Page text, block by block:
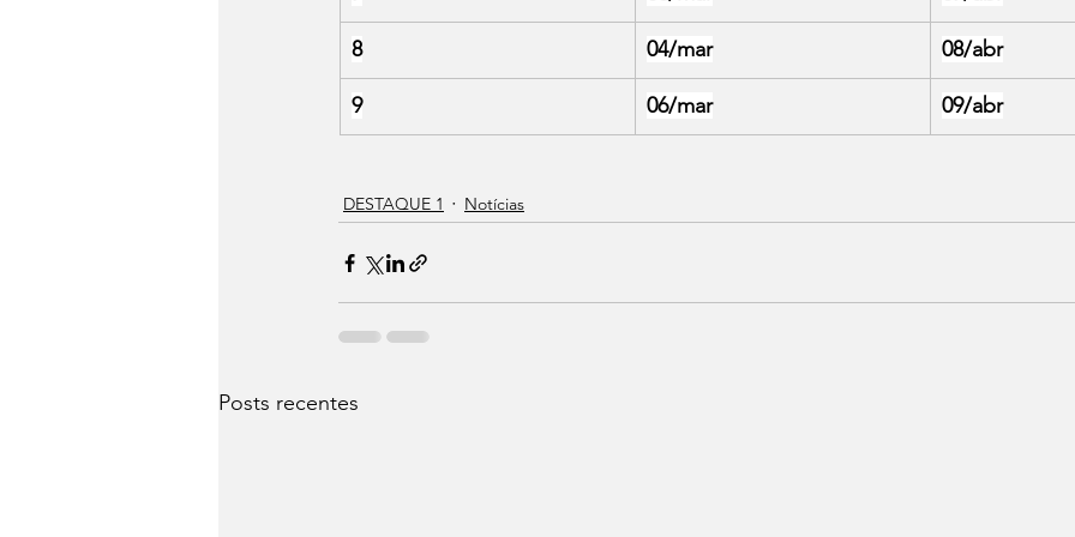
8 04/mar 08/abr
9 06/mar 09/abr
DESTAQUE 1 Notícias
Posts recentes